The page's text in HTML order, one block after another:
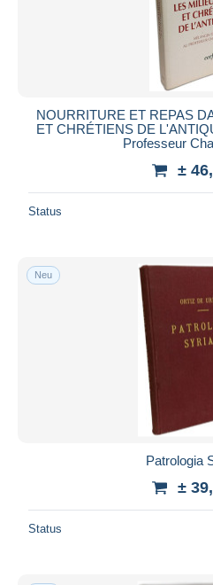
NOURRITURE ET REPAS
ET CHRÉTIENS DE
Professeur
±
Status
Neu
Patrologia
±
Status